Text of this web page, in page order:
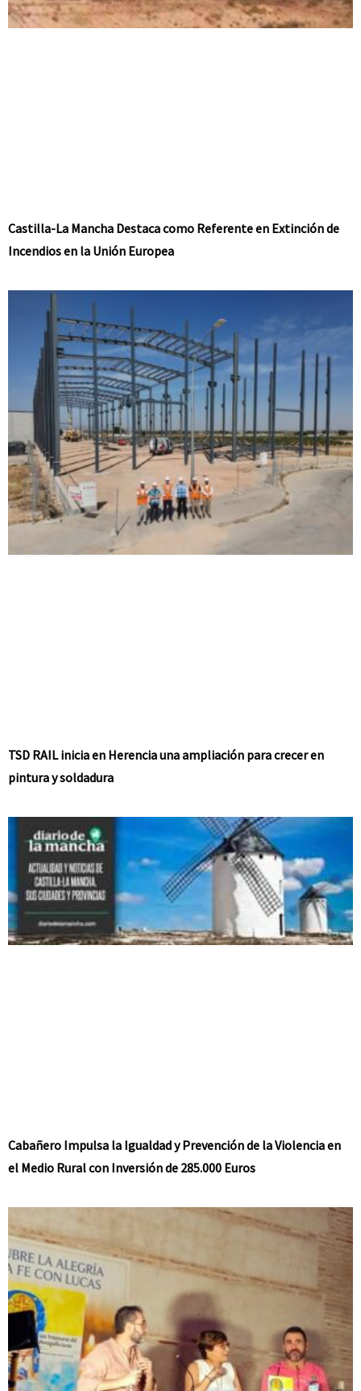
Castilla-La Mancha Destaca como Referente en Extinción de
Incendios en la Unión Europea
TSD RAIL inicia en Herencia una ampliación para crecer en
pintura y soldadura
Cabañero Impulsa la Igualdad y Prevención de la Violencia en
el Medio Rural con Inversión de 285.000 Euros